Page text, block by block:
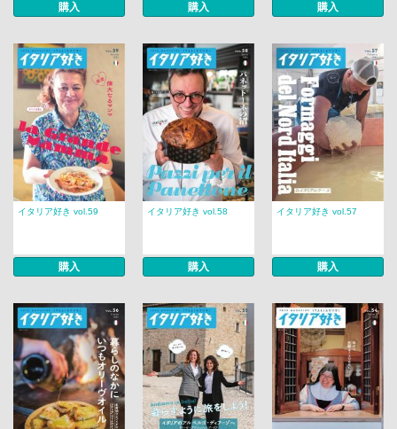
購入 購入 購入
イタリア好き vol.59
購入
イタリア好き vol.58
購入
イタリア好き vol.57
購入